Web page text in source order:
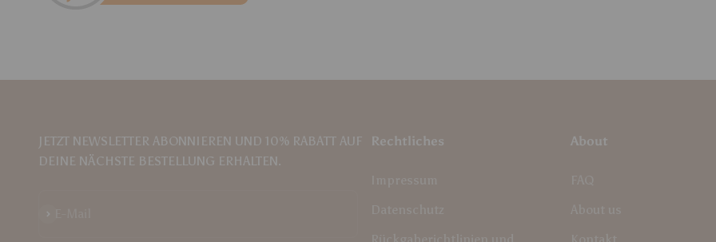
JETZT NEWSLETTER ABONNIEREN UND 10% RABATT AUF
DEINE NÄCHSTE BESTELLUNG ERHALTEN.
Abonnieren
Rechtliches About